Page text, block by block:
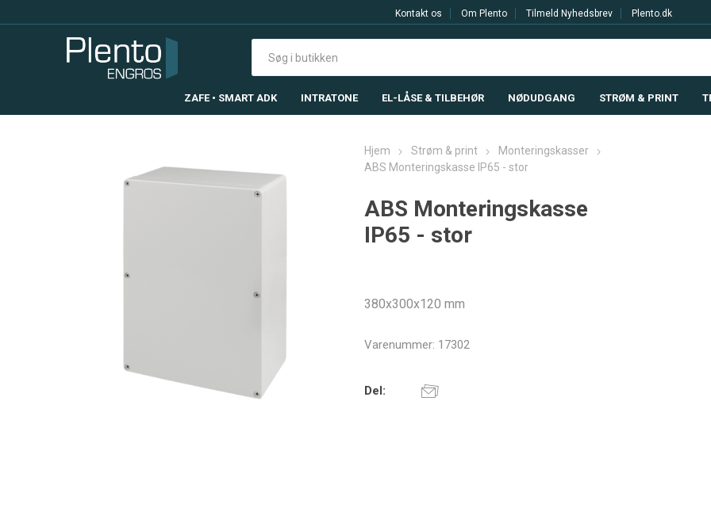
Kontakt os Om Plento Tilmeld Nyhedsbrev Plento.dk
ZAFE • SMART ADK INTRATONE EL-LÅSE & TILBEHØR NØDUDGANG STRØM & PRINT
Hjem Strøm & print
Monteringskasser
ABS Monteringskasse IP65 - stor
ABS Monteringskasse
IP65 - stor
380x300x120 mm
Varenummer: 17302
Del: